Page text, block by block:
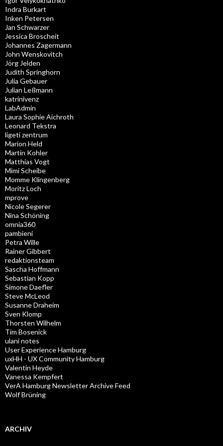
Indra Burkart
Inken Petersen
Jan Schwarzer
Jessica Broscheit
Johannes Zagermann
John Wenskovitch
Jörg Jelden
Judith Springhorn
Julia Gebauer
Julian Leßmann
katrinivenz
LabAdmin
Laura Sophie Aichroth
Leonard Tekstra
ligeti zentrum
Marion Held
Martin Kohler
Matthias Vogt
Mimi Scheibe
Momme Klingenberg
Moritz Loch
mprove
Nicole Segerer
Nina Schöning
omnia360
pambieni
Petra Wille
Rainer Gibbert
redaktionsteam
Sascha Hoffmann
Sebastian Kopp
Simone Daefler
Steve McLeod
Susanne Draheim
Sven Klomp
Thorsten Wilhelm
Tim Bosenick
ulani notes
User Experience Hamburg
uxHH - UX Community Hamburg
Valentin Heyde
Vanessa Kempfert
VerA Hamburg Newsletter Archive Feed
Wolf Brüning
ARCHIV